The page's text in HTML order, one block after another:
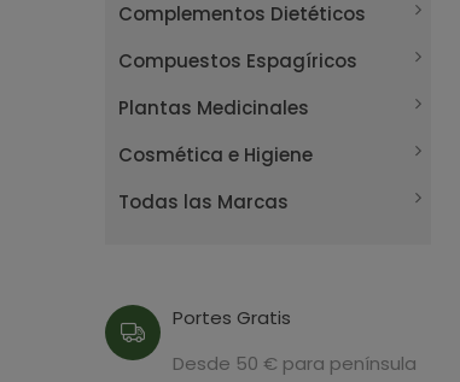
Complementos Dietéticos
Compuestos Espagíricos
Plantas Medicinales
Cosmética e Higiene
Todas las Marcas
Portes Gratis
Desde 50 € para península